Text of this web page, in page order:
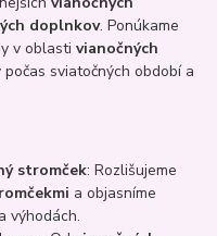
doplnkov. Ponúkame
v oblastivianočných
sviatočných období a
stromček: Rozlišujeme
a objasníme
výhodách.